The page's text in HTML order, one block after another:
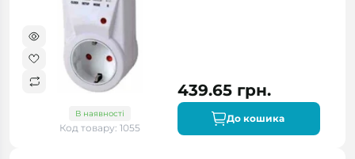
В наявності
Код товару: 1055
439.65 грн.
До кошика